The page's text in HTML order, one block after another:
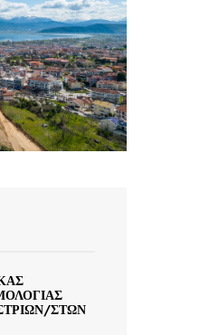
ΣΤΩΝ